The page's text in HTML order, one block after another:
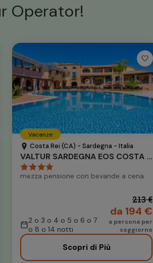
Operator!
Vacanze
Costa Rei (CA) - Sardegna - Italia
VALTUR SARDEGNA EOS COSTA REI
mezza pensione con bevande a cena
2 o 3 o 4 o 5 o 6 o 7
o 8 o 14 notti
213 €
da 194 €
a persona per
soggiorno
Scopri di Più